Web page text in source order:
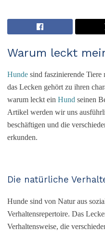
Warum leckt
Hunde sind faszinierende
das Lecken gehört zu ihren
warum leckt ein Hund seinen
Artikel werden wir uns
beschäftigen und die
erkunden.
Die natürliche
Hunde sind von Natur aus
Verhaltensrepertoire. Das
Verhaltensweise, die